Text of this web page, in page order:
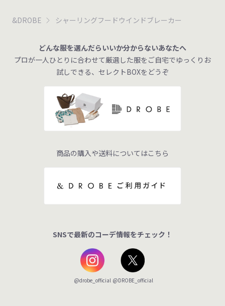
&DROBE シャーリングフードウインドブレーカー
どんな服を選んだらいいか分からないあなたへ
プロが一人ひとりに合わせて厳選した服をご自宅でゆっくりお
試しできる、セレクトBOXをどうぞ
商品の購入や送料についてはこちら
SNSで最新のコーデ情報をチェック！
@drobe_official @DROBE_official